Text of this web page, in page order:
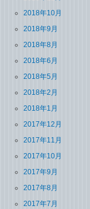
2018年10月
2018年9月
2018年8月
2018年6月
2018年5月
2018年2月
2018年1月
2017年12月
2017年11月
2017年10月
2017年9月
2017年8月
2017年7月